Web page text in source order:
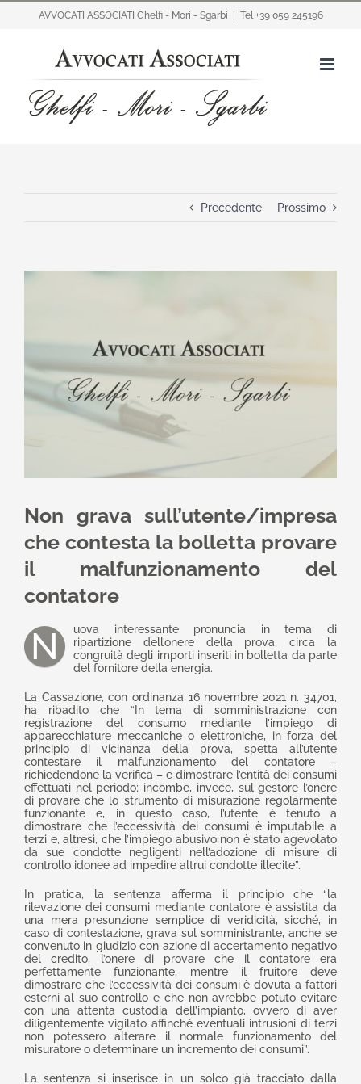
Salta
AVVOCATI ASSOCIATI Ghelfi - Mori - Sgarbi Tel +39 059 245196
Precedente Prossimo
Ingrandisci
Non grava sull’utente/impresa
che contesta la bolletta provare
il malfunzionamento del
contatore
N
uova interessante pronuncia in tema di
ripartizione dell’onere della prova, circa la
congruità degli importi inseriti in bolletta da parte
del fornitore della energia.
La Cassazione, con ordinanza 16 novembre 2021 n. 34701,
ha ribadito che “In tema di somministrazione con
registrazione del consumo mediante l’impiego di
apparecchiature meccaniche o elettroniche, in forza del
principio di vicinanza della prova, spetta all’utente
contestare il malfunzionamento del contatore –
richiedendone la verifica – e dimostrare l’entità dei consumi
effettuati nel periodo; incombe, invece, sul gestore l’onere
di provare che lo strumento di misurazione regolarmente
funzionante e, in questo caso, l’utente è tenuto a
dimostrare che l’eccessività dei consumi è imputabile a
terzi e, altresì, che l’impiego abusivo non è stato agevolato
da sue condotte negligenti nell’adozione di misure di
controllo idonee ad impedire altrui condotte illecite”.
In pratica, la sentenza afferma il principio che “la
rilevazione dei consumi mediante contatore è assistita da
una mera presunzione semplice di veridicità, sicché, in
caso di contestazione, grava sul somministrante, anche se
convenuto in giudizio con azione di accertamento negativo
del credito, l’onere di provare che il contatore era
perfettamente funzionante, mentre il fruitore deve
dimostrare che l’eccessività dei consumi è dovuta a fattori
esterni al suo controllo e che non avrebbe potuto evitare
con una attenta custodia dell’impianto, ovvero di aver
diligentemente vigilato affinché eventuali intrusioni di terzi
non potessero alterare il normale funzionamento del
misuratore o determinare un incremento dei consumi”.
La sentenza si inserisce in un solco già tracciato dalla